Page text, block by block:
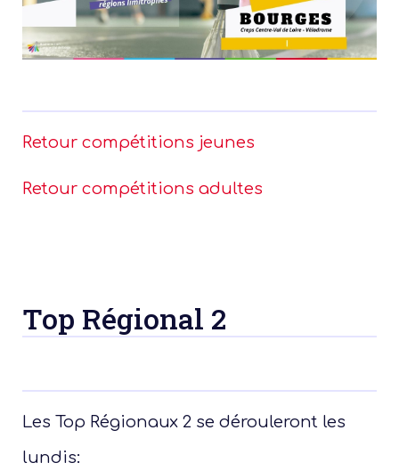
Retour compétitions jeunes
Retour compétitions adultes
Top Régional 2
Les Top Régionaux 2 se dérouleront les
lundis: